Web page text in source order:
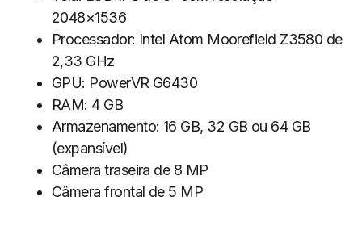
2048×1536
Processador: Intel Atom Moorefield Z3580 de
2,33 GHz
GPU: PowerVR G6430
RAM: 4 GB
Armazenamento: 16 GB, 32 GB ou 64 GB
(expansível)
Câmera traseira de 8 MP
Câmera frontal de 5 MP